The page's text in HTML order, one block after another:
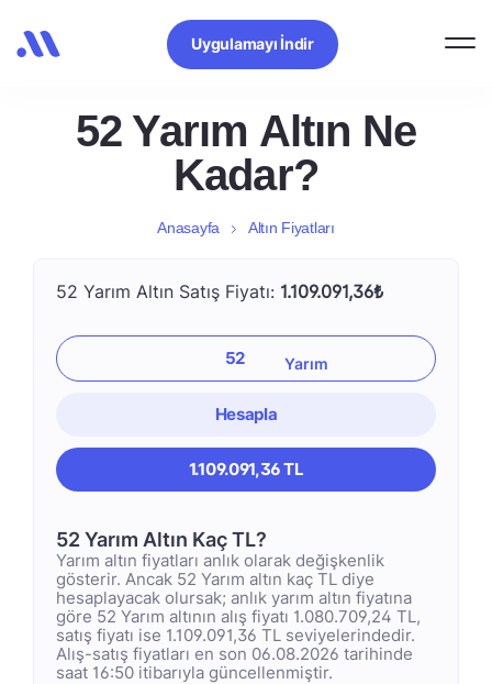
Uygulamayı İndir
52 Yarım Altın Ne
Kadar?
Anasayfa Altın Fiyatları
52 Yarım Altın Satış Fiyatı: 1.109.091,36₺
Hesapla
1.109.091,36 TL
52 Yarım Altın Kaç TL?
Yarım altın fiyatları anlık olarak değişkenlik
gösterir. Ancak 52 Yarım altın kaç TL diye
hesaplayacak olursak; anlık yarım altın fiyatına
göre 52 Yarım altının alış fiyatı 1.080.709,24 TL,
satış fiyatı ise 1.109.091,36 TL seviyelerindedir.
Alış-satış fiyatları en son 06.08.2026 tarihinde
saat 16:50 itibarıyla güncellenmiştir.